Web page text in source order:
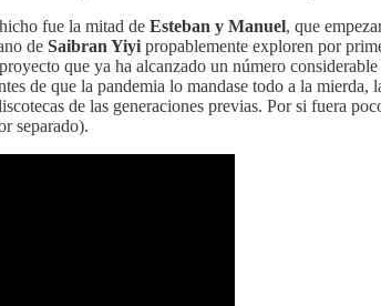
fue la mitad de Esteban y Manuel, que
de Saibran Yiyi propablemente exploren por
que ya ha alcanzado un número
de que la pandemia lo mandase todo a la
de las generaciones previas. Por si fuera
separado).